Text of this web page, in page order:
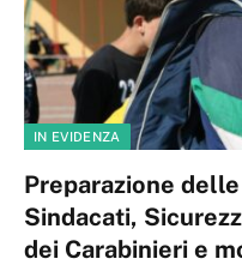
IN EVIDENZA
Preparazione
Sindacati,
dei Carabinieri e